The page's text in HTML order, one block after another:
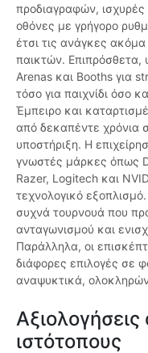
προδιαγραφών, ισχυρές
οθόνες με γρήγορο
έτσι τις ανάγκες
παικτών. Επιπρόσθετα,
Arenas και Booths για
τόσο για παιχνίδι όσο
Έμπειρο και
από δεκαπέντε χρόνια
υποστήριξη. Η
γνωστές μάρκες όπως
Razer, Logitech και
τεχνολογικό
συχνά τουρνουά που
ανταγωνισμού και
Παράλληλα, οι
διάφορες επιλογές σε
αναψυκτικά,
ιστότοπους